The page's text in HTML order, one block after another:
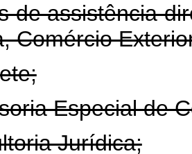
de assistência
Comércio
Especial de
Jurídica;